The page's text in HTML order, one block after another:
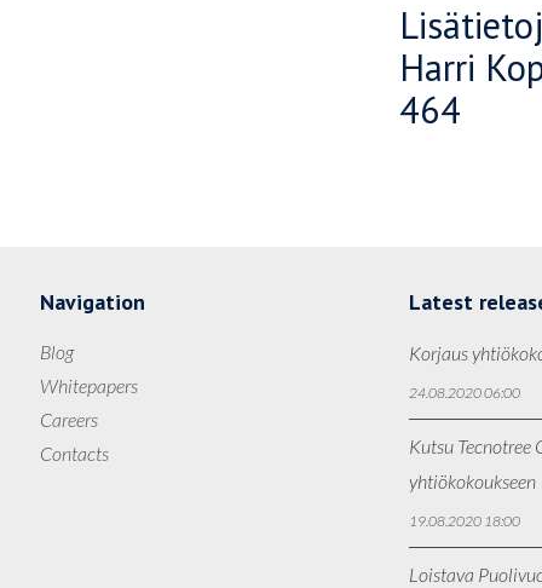
Harri
464
Navigation
Blog
Whitepapers
Careers
Contacts
Latest
Korjaus
24.08.2020 06:00
Kutsu Tecnotree
yhtiökokoukseen
19.08.2020 18:00
Loistava